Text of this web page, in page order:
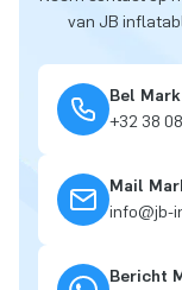
van JB
Bel
+32 38
Mail
info@jb-
Bericht